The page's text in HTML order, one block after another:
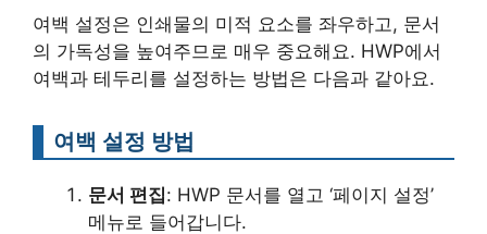
여백 설정은 인쇄물의 미적 요소를 좌우하고, 문서
의 가독성을 높여주므로 매우 중요해요. HWP에서
여백과 테두리를 설정하는 방법은 다음과 같아요.
여백 설정 방법
문서 편집: HWP 문서를 열고 ‘페이지 설정’
메뉴로 들어갑니다.